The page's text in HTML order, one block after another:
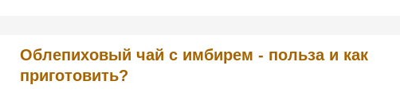
Облепиховый чай с имбирем - польза и как
приготовить?